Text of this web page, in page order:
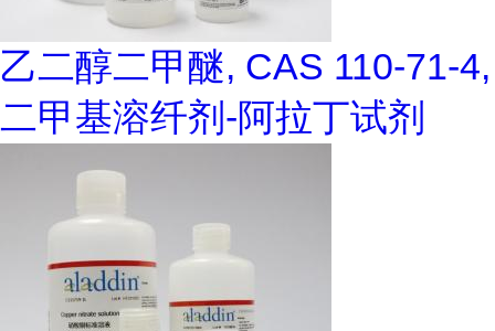
乙二醇二甲醚, CAS 110-71-4,
二甲基溶纤剂-阿拉丁试剂